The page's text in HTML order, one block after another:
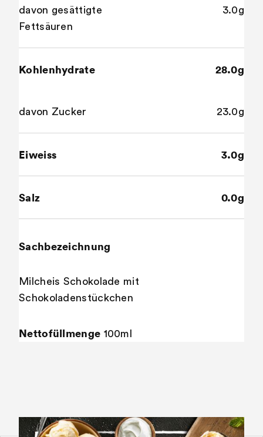
davon gesättigte
Fettsäuren
3.0g
Kohlenhydrate 28.0g
davon Zucker 23.0g
Eiweiss 3.0g
Salz 0.0g
Sachbezeichnung
Milcheis Schokolade mit
Schokoladenstückchen
Nettofüllmenge 100ml